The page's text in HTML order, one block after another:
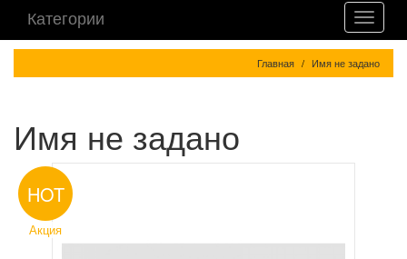
Категории
Главная Имя не задано
Имя не задано
HOT
Акция